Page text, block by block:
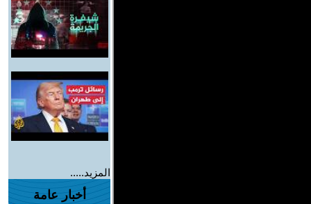
المزيد.....
أخبار عامة